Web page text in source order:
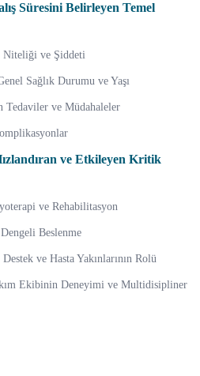
Süresini Belirleyen Temel
Niteliği ve Şiddeti
Sağlık Durumu ve Yaşı
Tedaviler ve Müdahaleler
ve Etkileyen Kritik
ve Rehabilitasyon
Beslenme
ve Hasta Yakınlarının Rolü
Ekibinin Deneyimi ve Multidisipliner